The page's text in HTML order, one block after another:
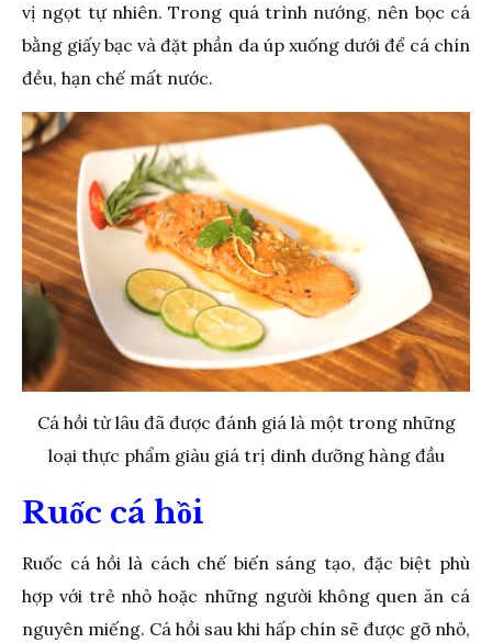
vị ngọt tự nhiên. Trong quá trình nướng, nên bọc cá
bằng giấy bạc và đặt phần da úp xuống dưới để cá chín
đều, hạn chế mất nước.
Cá hồi từ lâu đã được đánh giá là một trong những
loại thực phẩm giàu giá trị dinh dưỡng hàng đầu
Ruốc cá hồi
Ruốc cá hồi là cách chế biến sáng tạo, đặc biệt phù
hợp với trẻ nhỏ hoặc những người không quen ăn cá
nguyên miếng. Cá hồi sau khi hấp chín sẽ được gỡ nhỏ,